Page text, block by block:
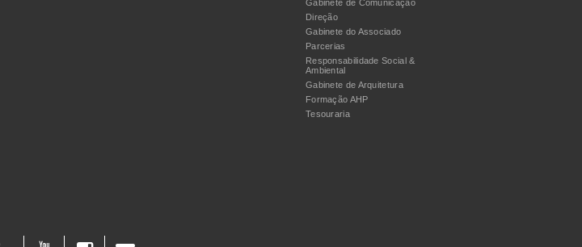
Gabinete de Comunicação
Direção
Gabinete do Associado
Parcerias
Responsabilidade Social &
Ambiental
Gabinete de Arquitetura
Formação AHP
Tesouraria